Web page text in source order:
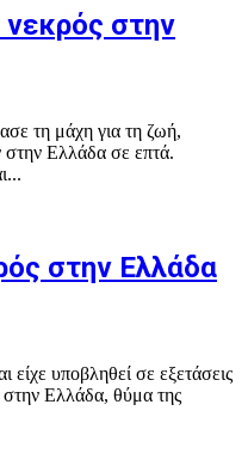
στην
τη μάχη για τη ζωή,
στην Ελλάδα σε επτά.
στην Ελλάδα
είχε υποβληθεί σε εξετάσεις
στην Ελλάδα, θύμα της